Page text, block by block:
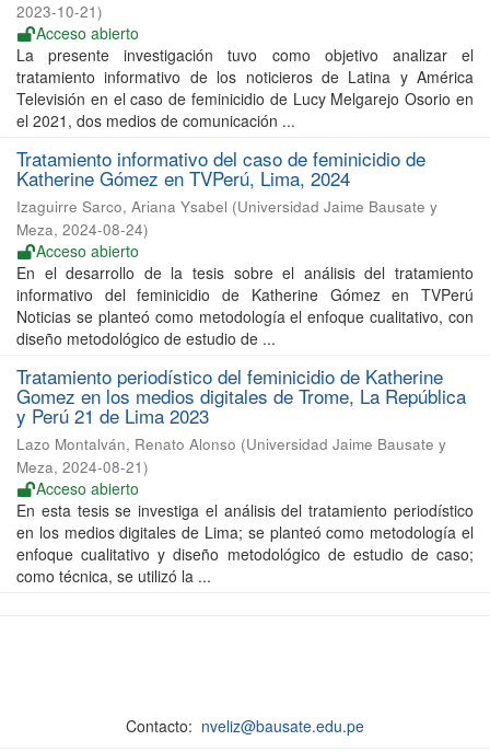
2023-10-21)
Acceso abierto
La presente investigación tuvo como objetivo analizar el
tratamiento informativo de los noticieros de Latina y América
Televisión en el caso de feminicidio de Lucy Melgarejo Osorio en
el 2021, dos medios de comunicación ...
Tratamiento informativo del caso de feminicidio de
Katherine Gómez en TVPerú, Lima, 2024
Izaguirre Sarco, Ariana Ysabel (Universidad Jaime Bausate y
Meza, 2024-08-24)
Acceso abierto
En el desarrollo de la tesis sobre el análisis del tratamiento
informativo del feminicidio de Katherine Gómez en TVPerú
Noticias se planteó como metodología el enfoque cualitativo, con
diseño metodológico de estudio de ...
Tratamiento periodístico del feminicidio de Katherine
Gomez en los medios digitales de Trome, La República
y Perú 21 de Lima 2023
Lazo Montalván, Renato Alonso (Universidad Jaime Bausate y
Meza, 2024-08-21)
Acceso abierto
En esta tesis se investiga el análisis del tratamiento periodístico
en los medios digitales de Lima; se planteó como metodología el
enfoque cualitativo y diseño metodológico de estudio de caso;
como técnica, se utilizó la ...
Contacto: nveliz@bausate.edu.pe